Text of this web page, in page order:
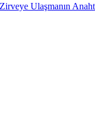
Ulaşmanın